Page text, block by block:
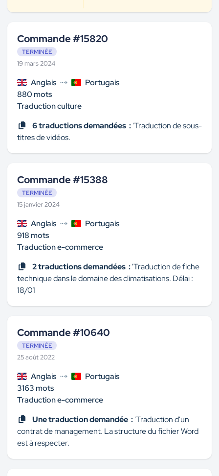
Bonjour,
été faite par un humain et est-
correspondre comme écrit
Je pose cette question car
traducteur automatique
identiques à cette traduction.
dans l'aide. Je l'ai donc faite
Commande #15820
TERMINÉE
19 mars 2024
Anglais
Portugais
880 mots
Traduction culture
6 traductions demandées :'Traduction de sous-
titres de vidéos.
Commande #15388
TERMINÉE
15 janvier 2024
Anglais
Portugais
918 mots
Traduction e-commerce
2 traductions demandées :'Traduction de fiche
technique dans le domaine des climatisations. Délai :
18/01
Commande #10640
TERMINÉE
25 août 2022
Anglais
Portugais
3163 mots
Traduction e-commerce
Une traduction demandée :'Traduction d'un
contrat de management. La structure du fichier Word
est à respecter.